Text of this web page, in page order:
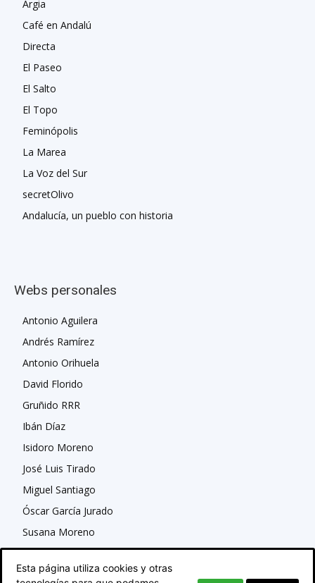
Argia
Café en Andalú
Directa
El Paseo
El Salto
El Topo
Feminópolis
La Marea
La Voz del Sur
secretOlivo
Andalucía, un pueblo con historia
Webs personales
Antonio Aguilera
Andrés Ramírez
Antonio Orihuela
David Florido
Gruñido RRR
Ibán Díaz
Isidoro Moreno
José Luis Tirado
Miguel Santiago
Óscar García Jurado
Susana Moreno
Esta página utiliza cookies y otras